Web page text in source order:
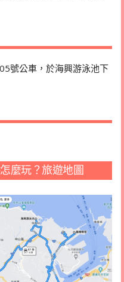
號公車，於海興游泳池下
麼玩？旅遊地圖